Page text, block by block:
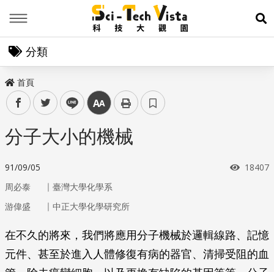
展
分類
首頁
facebooktwitter line 中
分子大小的機械
91/09/05 瀏覽次
18407
周必泰 ｜ 臺灣大學化學系
游偉盛
｜ 中正大學化學研究所
在不久的將來，我們將應用分子機械於邏輯線路、記憶
元件、甚至於進入人體修復有病的器官、清掃受阻的血